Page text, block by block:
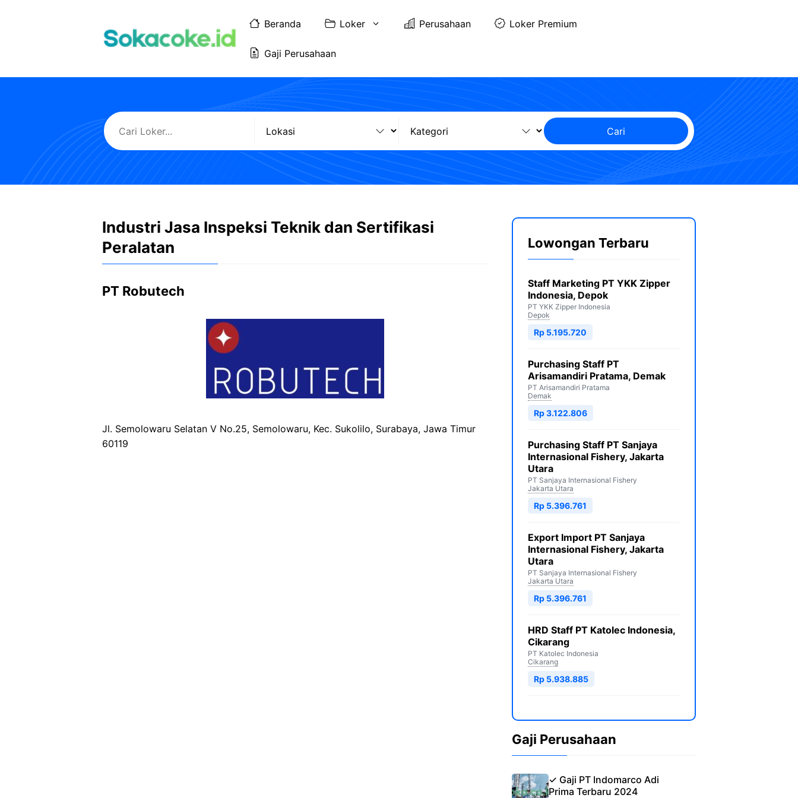
Beranda Loker Perusahaan Loker Premium
Gaji Perusahaan
Cari
Industri Jasa Inspeksi Teknik dan Sertifikasi
Peralatan
PT Robutech
Jl. Semolowaru Selatan V No.25, Semolowaru, Kec. Sukolilo, Surabaya, Jawa Timur
60119
Lowongan Terbaru
Staff Marketing PT YKK Zipper
Indonesia, Depok
PT YKK Zipper Indonesia
Depok
Rp 5.195.720
Purchasing Staff PT
Arisamandiri Pratama, Demak
PT Arisamandiri Pratama
Demak
Rp 3.122.806
Purchasing Staff PT Sanjaya
Internasional Fishery, Jakarta
Utara
PT Sanjaya Internasional Fishery
Jakarta Utara
Rp 5.396.761
Export Import PT Sanjaya
Internasional Fishery, Jakarta
Utara
PT Sanjaya Internasional Fishery
Jakarta Utara
Rp 5.396.761
HRD Staff PT Katolec Indonesia,
Cikarang
PT Katolec Indonesia
Cikarang
Rp 5.938.885
Gaji Perusahaan
✓ Gaji PT Indomarco Adi
Prima Terbaru 2024